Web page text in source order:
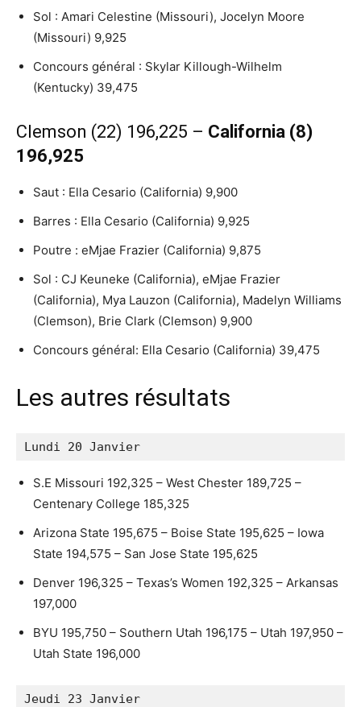
Sol : Amari Celestine (Missouri), Jocelyn Moore
(Missouri) 9,925
Concours général : Skylar Killough-Wilhelm
(Kentucky) 39,475
Clemson (22) 196,225 – California (8)
196,925
Saut : Ella Cesario (California) 9,900
Barres : Ella Cesario (California) 9,925
Poutre : eMjae Frazier (California) 9,875
Sol : CJ Keuneke (California), eMjae Frazier
(California), Mya Lauzon (California), Madelyn Williams
(Clemson), Brie Clark (Clemson) 9,900
Concours général: Ella Cesario (California) 39,475
Les autres résultats
Lundi 20 Janvier
S.E Missouri 192,325 – West Chester 189,725 –
Centenary College 185,325
Arizona State 195,675 – Boise State 195,625 – Iowa
State 194,575 – San Jose State 195,625
Denver 196,325 – Texas’s Women 192,325 – Arkansas
197,000
BYU 195,750 – Southern Utah 196,175 – Utah 197,950 –
Utah State 196,000
Jeudi 23 Janvier